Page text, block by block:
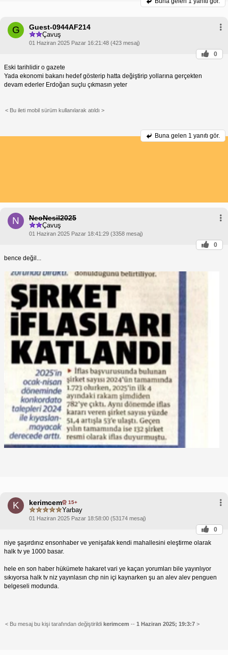
G Guest-0944AF214
Çavuş
01 Haziran 2025 Pazar 16:21:48 (423 mesaj)
0
Eski tarihlidir o gazete
Yada ekonomi bakanı hedef gösterip hatta değiştirip yollarına gerçekten
devam ederler Erdoğan suçlu çıkmasın yeter
< Bu ileti mobil sürüm kullanılarak atıldı >
Buna gelen 1 yanıtı gör.
N NeoNesil2025
Çavuş
01 Haziran 2025 Pazar 18:41:29 (3358 mesaj)
0
bence değil...
K kerimcem 15+
Yarbay
01 Haziran 2025 Pazar 18:58:00 (53174 mesaj)
0
niye şaşırdınız ensonhaber ve yenişafak kendi mahallesini eleştirme olarak
halk tv ye 1000 basar.
hele en son haber hükümete hakaret vari ye kaçan yorumları bile yayınlıyor
sıkıyorsa halk tv niz yayınlasın chp nin içi kaynarken şu an alev alev penguen
belgeseli modunda.
< Bu mesaj bu kişi tarafından değiştirildi kerimcem -- 1 Haziran 2025; 19:3:7 >